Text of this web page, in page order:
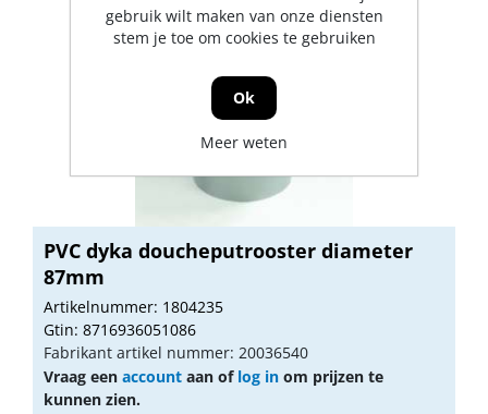
PVC dyka doucheputrooster diameter
87mm
Artikelnummer: 1804235
Gtin: 8716936051086
Fabrikant artikel nummer: 20036540
Vraag een account aan of log in om prijzen te
kunnen zien.
gebruik wilt maken van onze diensten
stem je toe om cookies te gebruiken
Ok
Meer weten